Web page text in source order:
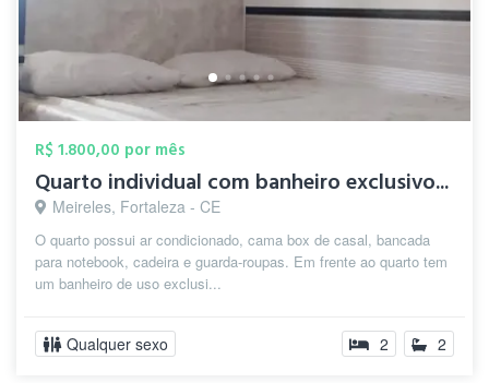
R$ 1.800,00 por mês
Quarto individual com banheiro exclusivo...
Meireles, Fortaleza - CE
O quarto possui ar condicionado, cama box de casal, bancada
para notebook, cadeira e guarda-roupas. Em frente ao quarto tem
um banheiro de uso exclusi...
Qualquer sexo 2 2